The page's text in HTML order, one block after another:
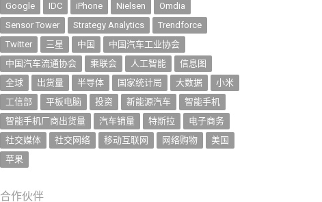
Google
IDC iPhone Nielsen
Omdia
Sensor Tower
Strategy Analytics
Trendforce
Twitter
三星 中国
中国汽车工业协会
中国汽车流通协会
乘联会 人工智能
信息图
全球
出货量 半导体 国家统计局 大数据
小米
工信部
平板电脑 投资 新能源汽车
智能手机
智能手机厂商出货量
汽车销量 特斯拉
电子商务
社交媒体
社交网络 移动互联网 网络购物
美国
苹果
合作伙伴